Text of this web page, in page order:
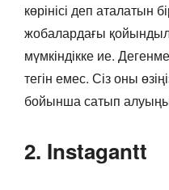
көрінісі деп аталатын
жобалардағы
мүмкіндікке ие.
тегін емес. Сіз оны
бойынша сатып
2. Instagantt